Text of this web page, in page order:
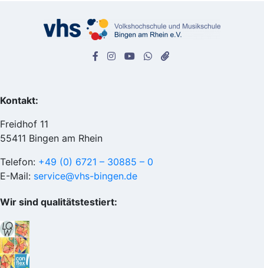
Kontakt:
Freidhof 11
55411 Bingen am Rhein
Telefon: +49 (0) 6721 – 30885 – 0
E-Mail: service@vhs-bingen.de
Wir sind qualitätstestiert: